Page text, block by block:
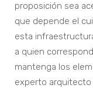
proposición sea
que depende el
esta
a quien
mantenga los
experto